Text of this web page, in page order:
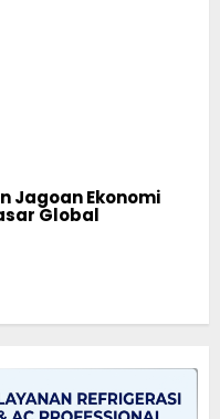
Jagoan Ekonomi
Global